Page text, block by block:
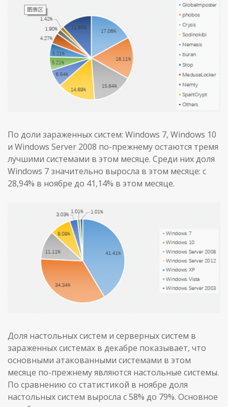
По доли зараженных систем: Windows 7, Windows 10
и Windows Server 2008 по-прежнему остаются тремя
лучшими системами в этом месяце. Среди них доля
Windows 7 значительно выросла в этом месяце: с
28,94% в ноябре до 41,14% в этом месяце.
Доля настольных систем и серверных систем в
зараженных системах в декабре показывает, что
основными атакованными системами в этом
месяце по-прежнему являются настольные системы.
По сравнению со статистикой в ноябре доля
настольных систем выросла с 58% до 79%. Основное